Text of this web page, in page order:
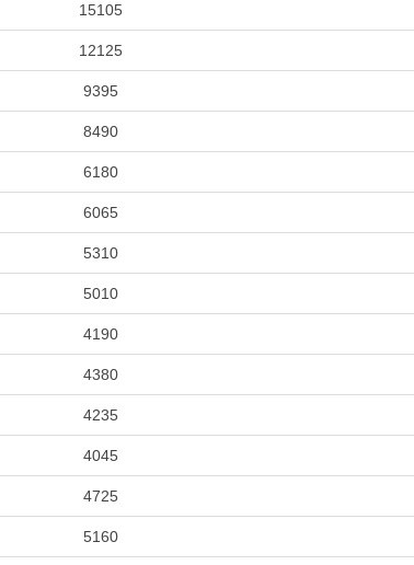
15105
12125
9395
8490
6180
6065
5310
5010
4190
4380
4235
4045
4725
5160